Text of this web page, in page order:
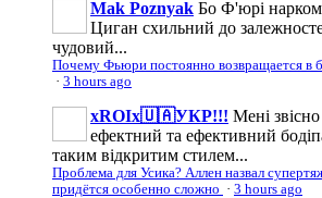
Mak Poznyak Бо Ф'юрі
Циган схильний до
чудовий...
Почему Фьюри постоянно возвращается в
· 3 hours ago
xROIx🇺🇦УКР!!! Мені
ефектний та ефективний
таким відкритим стилем...
Проблема для Усика? Аллен назвал
придётся особенно сложно · 3 hours ago